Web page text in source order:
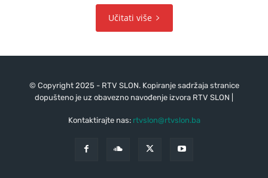
Učitati više
© Copyright 2025 - RTV SLON. Kopiranje sadržaja stranice
dopušteno je uz obavezno navođenje izvora RTV SLON |
Kontaktirajte nas: rtvslon@rtvslon.ba